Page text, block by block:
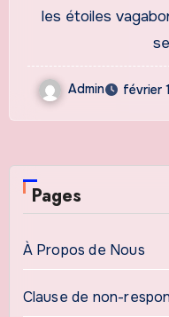
les étoiles
Admin février
Pages
À Propos de Nous
Clause de non-